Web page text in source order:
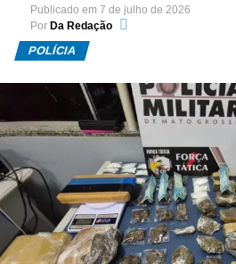
Publicado em 7 de julho de 2026
Por Da Redação
POLÍCIA